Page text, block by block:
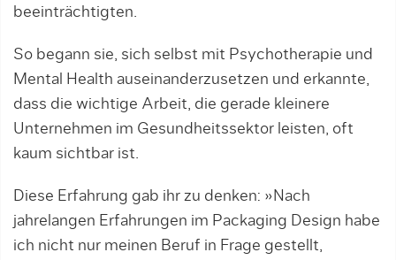
beeinträchtigten.
So begann sie, sich selbst mit Psychotherapie und
Mental Health auseinanderzusetzen und erkannte,
dass die wichtige Arbeit, die gerade kleinere
Unternehmen im Gesundheitssektor leisten, oft
kaum sichtbar ist.
Diese Erfahrung gab ihr zu denken: »Nach
jahrelangen Erfahrungen im Packaging Design habe
ich nicht nur meinen Beruf in Frage gestellt,